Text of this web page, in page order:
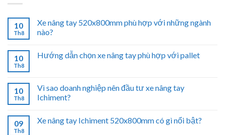
10
Th8
Xe nâng tay 520x800mm phù hợp với những ngành
nào?
10
Th8
Hướng dẫn chọn xe nâng tay phù hợp với pallet
10
Th8
Vì sao doanh nghiệp nên đầu tư xe nâng tay
Ichiment?
09
Th8
Xe nâng tay Ichiment 520x800mm có gì nổi bật?